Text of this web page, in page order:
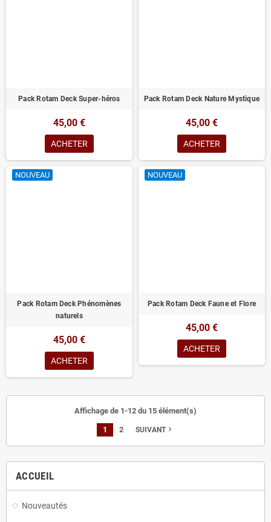
ACCUEIL
Nouveautés
Pack Rotam Deck Super-héros
45,00 €
ACHETER
Pack Rotam Deck Nature Mystique
45,00 €
ACHETER
NOUVEAU
Pack Rotam Deck Phénomènes
naturels
45,00 €
ACHETER
NOUVEAU
Pack Rotam Deck Faune et Flore
45,00 €
ACHETER
Affichage de 1-12 du 15 élément(s)
1 2 SUIVANTnavigate_next